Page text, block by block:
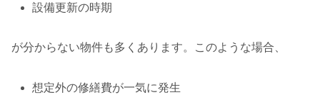
設備更新の時期
が分からない物件も多くあります。このような場合、
想定外の修繕費が一気に発生